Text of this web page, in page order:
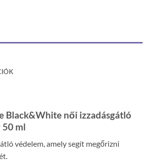
Black&White női izzadásgátló
ml
védelem, amely segít megőrizni